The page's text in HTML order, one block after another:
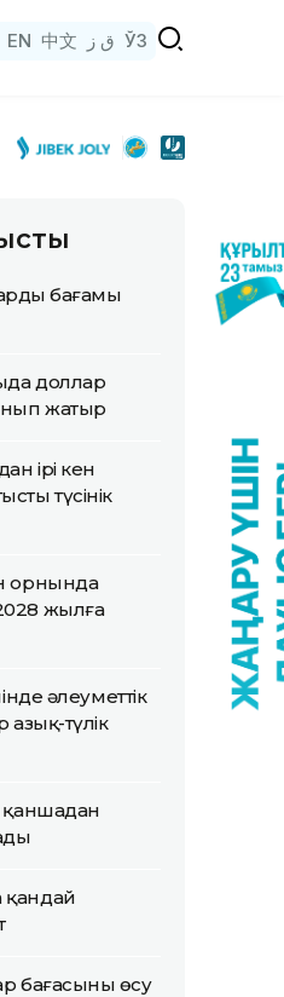
EN 中文 ق ز ЎЗ
бағамы
доллар
жатыр
ірі кен
түсінік
орнында
жылға
әлеуметтік
азық-түлік
қаншадан
қандай
бағасының өсу